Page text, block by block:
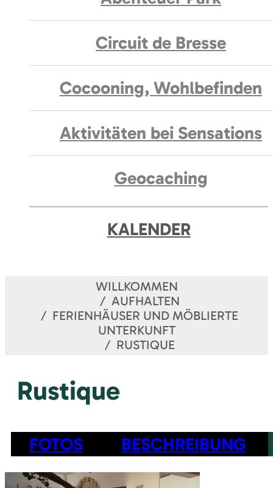
Circuit de Bresse
Cocooning, Wohlbefinden
Aktivitäten bei Sensations
Geocaching
KALENDER
WILLKOMMEN
AUFHALTEN
FERIENHÄUSER UND MÖBLIERTE
UNTERKUNFT
RUSTIQUE
Rustique
FOTOS BESCHREIBUNG